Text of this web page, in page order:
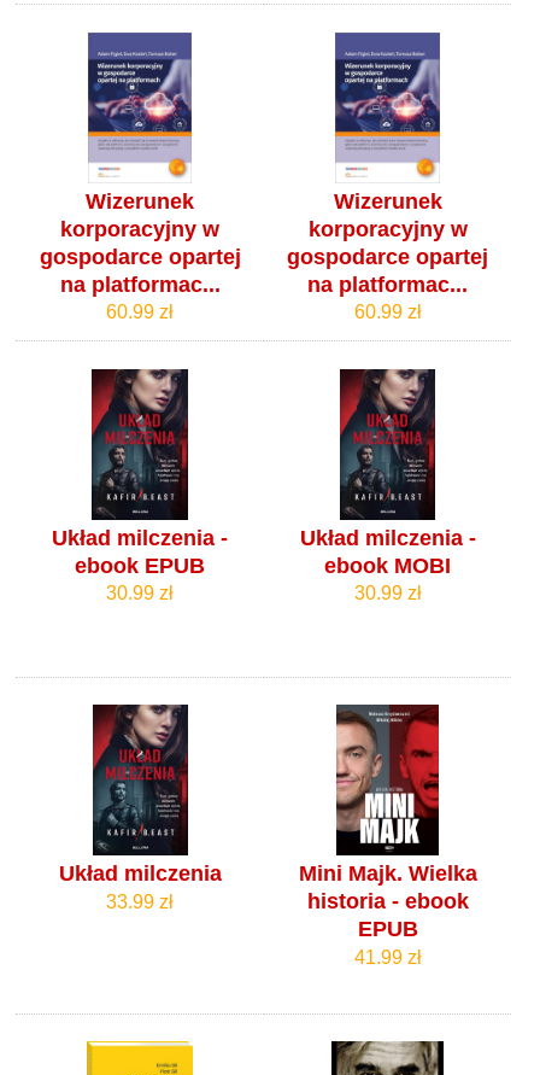
Wizerunek
korporacyjny w
gospodarce opartej
na platformac...
60.99 zł
Wizerunek
korporacyjny w
gospodarce opartej
na platformac...
60.99 zł
Układ milczenia -
ebook EPUB
30.99 zł
Układ milczenia -
ebook MOBI
30.99 zł
Układ milczenia
33.99 zł
Mini Majk. Wielka
historia - ebook
EPUB
41.99 zł